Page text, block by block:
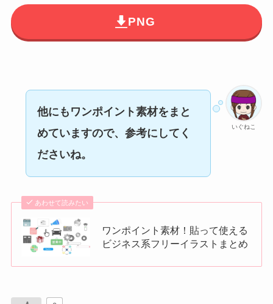
PNG
いぐねこ
他にもワンポイント素材をまと
めていますので、参考にしてく
ださいね。
あわせて読みたい
ワンポイント素材！貼って使える
ビジネス系フリーイラストまとめ